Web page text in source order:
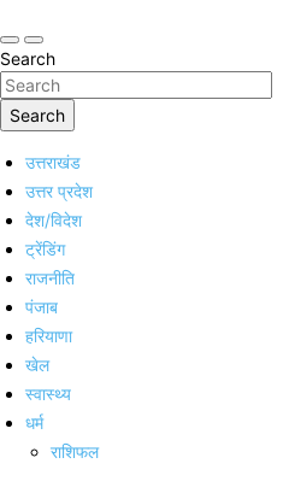
Search
Search
उत्तराखंड
उत्तर प्रदेश
देश/विदेश
ट्रेंडिंग
राजनीति
पंजाब
हरियाणा
खेल
स्वास्थ्य
धर्म
राशिफल